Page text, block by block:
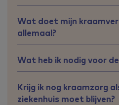
Wat doet mijn
allemaal?
Wat heb ik nodig voor
Krijg ik nog kraamzorg
ziekenhuis moet blijven?